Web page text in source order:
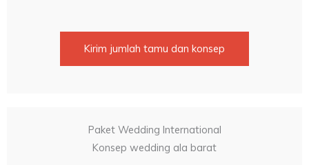
Kirim jumlah tamu dan konsep
Paket Wedding International
Konsep wedding ala barat